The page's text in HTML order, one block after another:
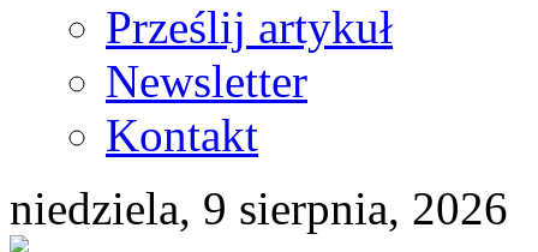
Prześlij artykuł
Newsletter
Kontakt
niedziela, 9 sierpnia, 2026